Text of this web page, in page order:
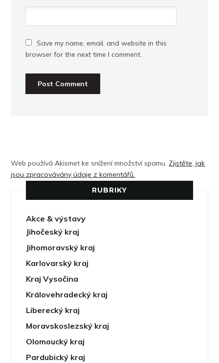
Save my name, email, and website in this
browser for the next time I comment.
Web používá Akismet ke snížení množství spamu. Zjistěte, jak
jsou zpracovávány údaje z komentářů.
RUBRIKY
Akce & výstavy
Jihočeský kraj
Jihomoravský kraj
Karlovarský kraj
Kraj Vysočina
Královehradecký kraj
Liberecký kraj
Moravskoslezský kraj
Olomoucký kraj
Pardubický kraj